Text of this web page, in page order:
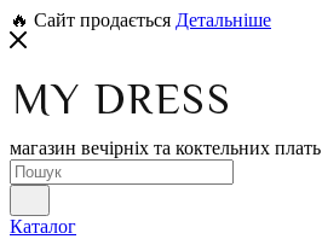
🔥 Сайт продається Детальніше
магазин вечірніх та коктельних плать
Каталог